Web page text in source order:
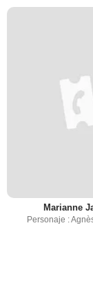
Marianne
Personaje :